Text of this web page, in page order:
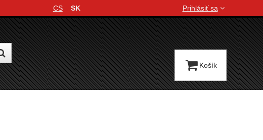
Jazyková verzia
CS SK Prihlásiť sa
Košík